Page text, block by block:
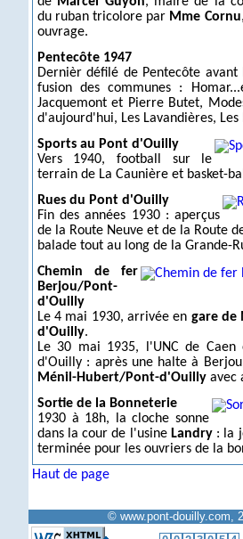
du ruban tricolore par Mme Cornu
ouvrage.
Pentecôte 1947
Dernièr défilé de Pentecôte avant
fusion des communes :
Jacquemont et Pierre Butet,
d'aujourd'hui, Les Lavandières, Les
Sports au Pont d'Ouilly
Vers 1940, football sur le
terrain de La Caunière et basket-
Rues du Pont d'Ouilly
Fin des années 1930 : aperçus
de la Route Neuve et de la Route
balade tout au long de la Grande-
Chemin de fer
Berjou/Pont-
d'Ouilly
Le 4 mai 1930, arrivée en gare de
d'Ouilly.
Le 30 mai 1935, l'UNC de Caen
d'Ouilly : après une halte à
Ménil-Hubert/Pont-d'Ouillyavec
Sortie de la Bonneterie
1930 à 18h, la cloche sonne
dans la cour de l'usine Landry: la
terminée pour les ouvriers de la
Haut de page
© www.pont-douilly.com,